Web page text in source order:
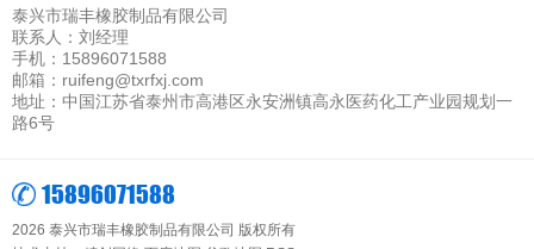
泰兴市瑞丰橡胶制品有限公司
联系人：刘经理
手机：15896071588
邮箱：ruifeng@txrfxj.com
地址：中国江苏省泰州市高港区永安洲镇高永医药化工产业园规划一
路6号
15896071588
2026 泰兴市瑞丰橡胶制品有限公司 版权所有